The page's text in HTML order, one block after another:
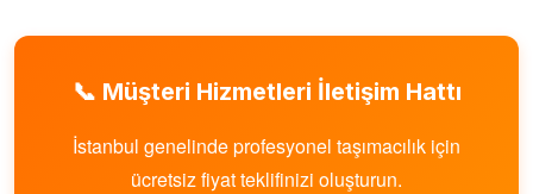
📞 Müşteri Hizmetleri İletişim Hattı
İstanbul genelinde profesyonel taşımacılık için
ücretsiz fiyat teklifinizi oluşturun.